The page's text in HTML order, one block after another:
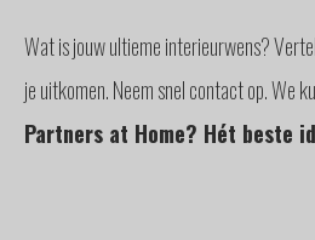
Wat is jouw ultieme interieurwens?
je uitkomen. Neem snel contact op. We
Partners at Home? Hét beste